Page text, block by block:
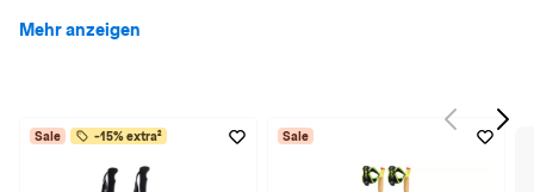
Mehr anzeigen
Sale -15% extra² Sale